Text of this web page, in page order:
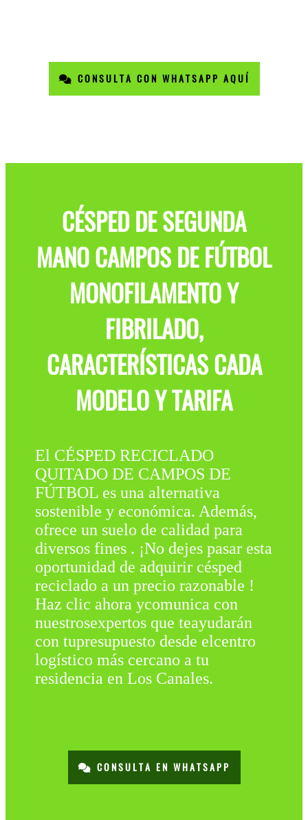
CONSULTA CON WHATSAPP AQUÍ
CÉSPED DE SEGUNDA
MANO CAMPOS DE FÚTBOL
MONOFILAMENTO Y
FIBRILADO,
CARACTERÍSTICAS CADA
MODELO Y TARIFA
El CÉSPED RECICLADO
QUITADO DE CAMPOS DE
FÚTBOL es una alternativa
sostenible y económica. Además,
ofrece un suelo de calidad para
diversos fines . ¡No dejes pasar esta
oportunidad de adquirir césped
reciclado a un precio razonable !
Haz clic ahora ycomunica con
nuestrosexpertos que teayudarán
con tupresupuesto desde elcentro
logístico más cercano a tu
residencia en Los Canales.
CONSULTA EN WHATSAPP